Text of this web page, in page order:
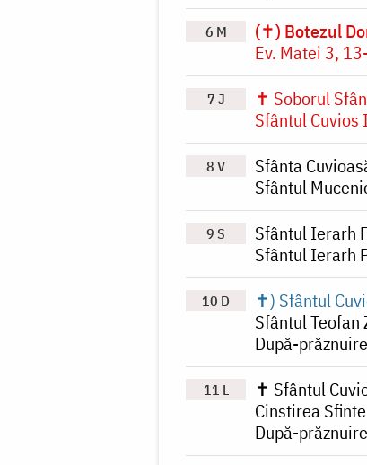
6 M (✝) Botezul
Ev. Matei 3,
7 J
✝ Soborul
Sfântul
8 V Sfânta
Sfântul
9 S Sfântul Ierarh
Sfântul Ierarh
10 D ✝) Sfântul
Sfântul Teofan
După-
11 L
✝ Sfântul
Cinstirea
După-